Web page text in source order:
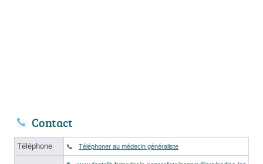
Contact
Téléphone Téléphoner au médecin généraliste